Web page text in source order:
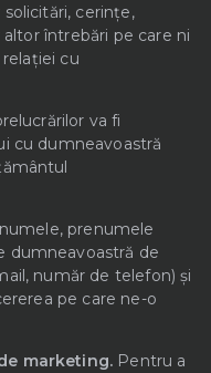
cerințe,
întrebări pe care ni
cu
va fi
cu dumneavoastră
prenumele
dumneavoastră de
număr de telefon) și
pe care ne-o
marketing. Pentru a